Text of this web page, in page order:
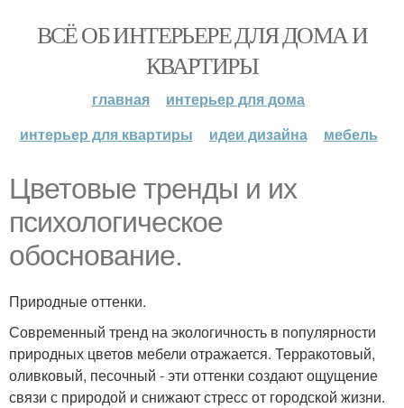
ВСЁ ОБ ИНТЕРЬЕРЕ ДЛЯ ДОМА И
КВАРТИРЫ
главная
интерьер для дома
интерьер для квартиры
идеи дизайна мебель
Цветовые тренды и их
психологическое
обоснование.
Природные оттенки.
Современный тренд на экологичность в популярности
природных цветов мебели отражается. Терракотовый,
оливковый, песочный - эти оттенки создают ощущение
связи с природой и снижают стресс от городской жизни.